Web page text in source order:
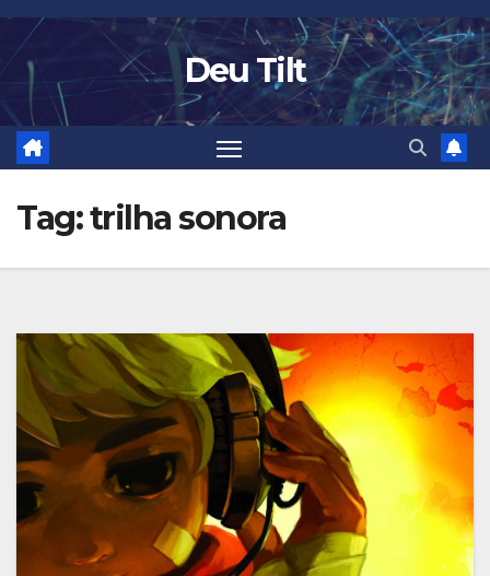
Skip
to
content
Deu Tilt
Tag:trilha sonora